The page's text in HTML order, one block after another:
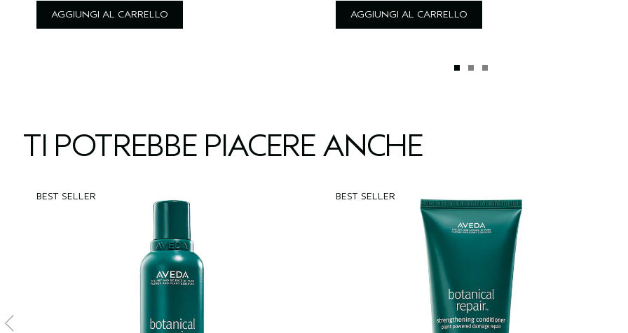
AGGIUNGI AL CARRELLO AGGIUNGI AL CARRELLO
TI POTREBBE PIACERE ANCHE
BEST SELLER BEST SELLER